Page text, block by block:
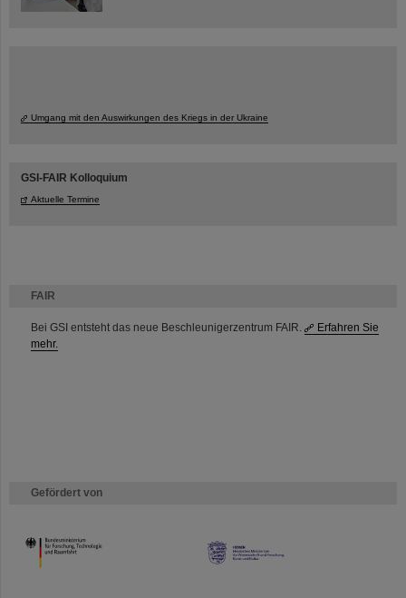
FAIR
Bei GSI entsteht das neue Beschleunigerzentrum FAIR.
Erfahren Sie
mehr.
Gefördert von
HMWK
Umgang mit den Auswirkungen des Kriegs in der Ukraine
GSI-FAIR Kolloquium
Aktuelle Termine